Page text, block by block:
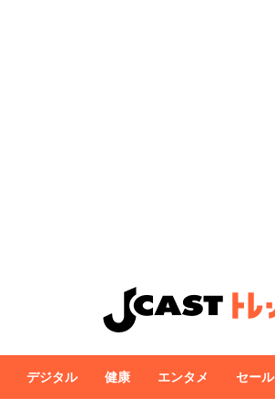
デジタル 健康 エンタメ セール